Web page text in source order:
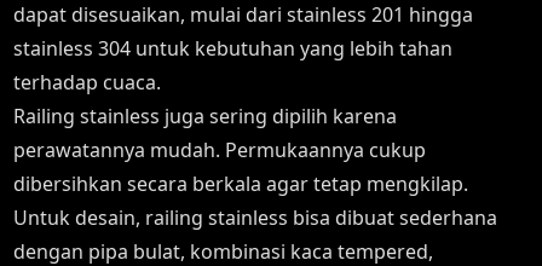
dapat disesuaikan, mulai dari stainless 201 hingga
stainless 304 untuk kebutuhan yang lebih tahan
terhadap cuaca.
Railing stainless juga sering dipilih karena
perawatannya mudah. Permukaannya cukup
dibersihkan secara berkala agar tetap mengkilap.
Untuk desain, railing stainless bisa dibuat sederhana
dengan pipa bulat, kombinasi kaca tempered,